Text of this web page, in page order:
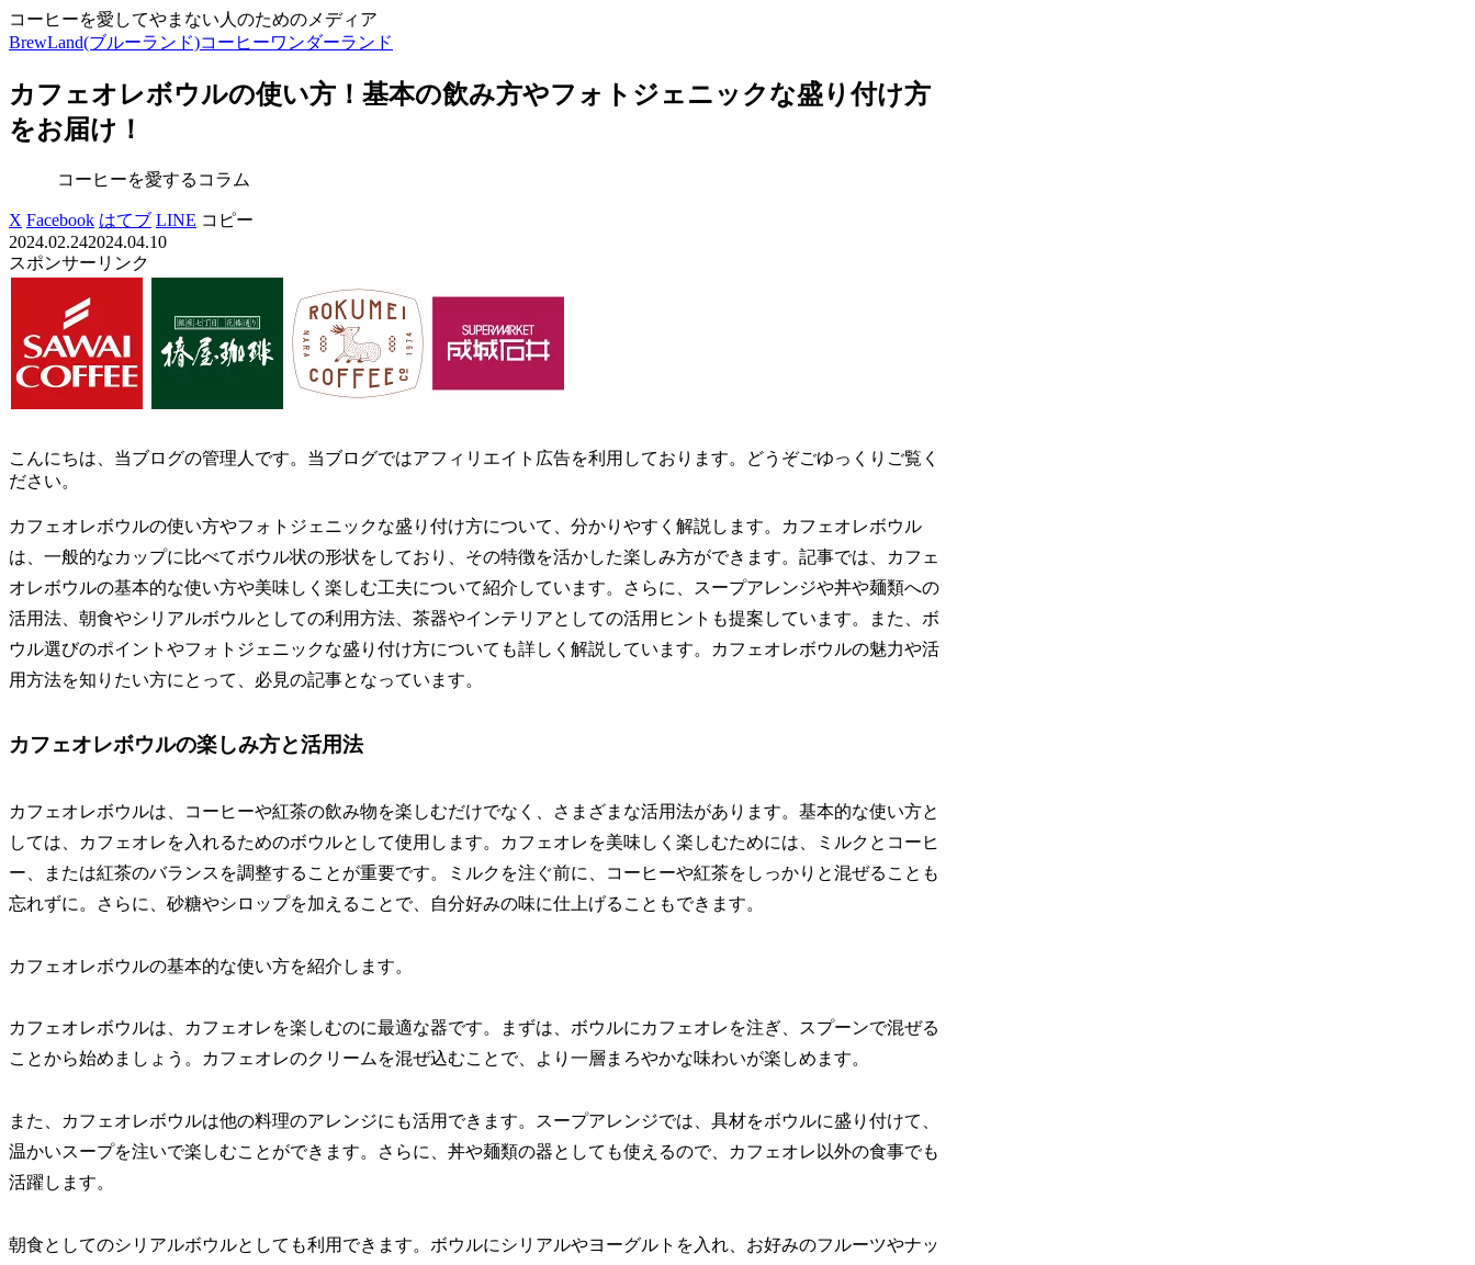
コーヒーを愛してやまない人のためのメディア
BrewLand(ブルーランド)コーヒーワンダーランド
カフェオレボウルの使い方！基本の飲み方やフォトジェニックな盛り付け方
をお届け！
コーヒーを愛するコラム
X Facebook はてブ LINE コピー
2024.02.242024.04.10
スポンサーリンク
こんにちは、当ブログの管理人です。当ブログではアフィリエイト広告を利用しております。どうぞごゆっくりご覧く
ださい。
カフェオレボウルの使い方やフォトジェニックな盛り付け方について、分かりやすく解説します。カフェオレボウル
は、一般的なカップに比べてボウル状の形状をしており、その特徴を活かした楽しみ方ができます。記事では、カフェ
オレボウルの基本的な使い方や美味しく楽しむ工夫について紹介しています。さらに、スープアレンジや丼や麺類への
活用法、朝食やシリアルボウルとしての利用方法、茶器やインテリアとしての活用ヒントも提案しています。また、ボ
ウル選びのポイントやフォトジェニックな盛り付け方についても詳しく解説しています。カフェオレボウルの魅力や活
用方法を知りたい方にとって、必見の記事となっています。
カフェオレボウルの楽しみ方と活用法
カフェオレボウルは、コーヒーや紅茶の飲み物を楽しむだけでなく、さまざまな活用法があります。基本的な使い方と
しては、カフェオレを入れるためのボウルとして使用します。カフェオレを美味しく楽しむためには、ミルクとコーヒ
ー、または紅茶のバランスを調整することが重要です。ミルクを注ぐ前に、コーヒーや紅茶をしっかりと混ぜることも
忘れずに。さらに、砂糖やシロップを加えることで、自分好みの味に仕上げることもできます。
カフェオレボウルの基本的な使い方を紹介します。
カフェオレボウルは、カフェオレを楽しむのに最適な器です。まずは、ボウルにカフェオレを注ぎ、スプーンで混ぜる
ことから始めましょう。カフェオレのクリームを混ぜ込むことで、より一層まろやかな味わいが楽しめます。
また、カフェオレボウルは他の料理のアレンジにも活用できます。スープアレンジでは、具材をボウルに盛り付けて、
温かいスープを注いで楽しむことができます。さらに、丼や麺類の器としても使えるので、カフェオレ以外の食事でも
活躍します。
朝食としてのシリアルボウルとしても利用できます。ボウルにシリアルやヨーグルトを入れ、お好みのフルーツやナッ